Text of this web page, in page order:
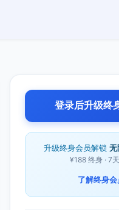
登录后升级终
升级终身会员解锁 无
¥188 终身 · 7
了解终身